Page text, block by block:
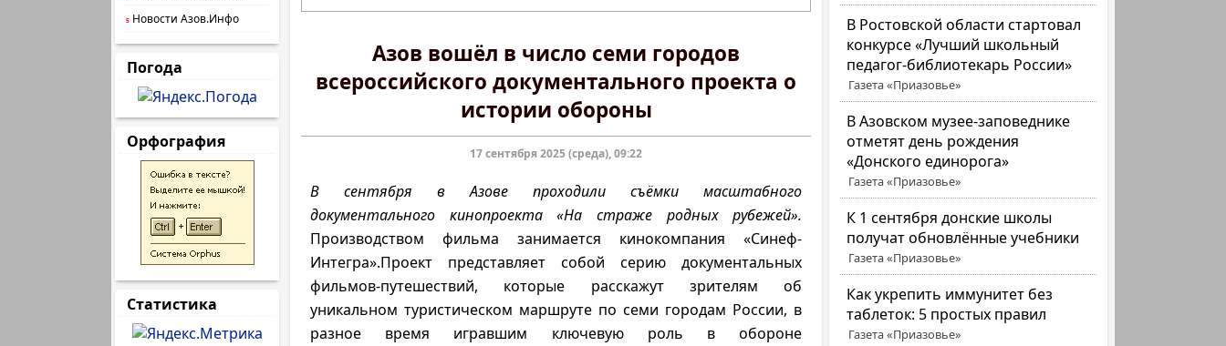
5 Новости Азов.Инфо
Погода
Орфография
Статистика
В Ростовской области стартовал
конкурсе «Лучший школьный
педагог-библиотекарь России»
Газета «Приазовье»
В Азовском музее-заповеднике
отметят день рождения
«Донского единорога»
Газета «Приазовье»
К 1 сентября донские школы
получат обновлённые учебники
Газета «Приазовье»
Как укрепить иммунитет без
таблеток: 5 простых правил
Газета «Приазовье»
Азов вошёл в число семи городов
всероссийского документального проекта о
истории обороны
17 сентября 2025 (среда), 09:22
В сентября в Азове проходили съёмки масштабного
документального кинопроекта «На страже родных рубежей».
Производством фильма занимается кинокомпания «Синеф-
Интегра».Проект представляет собой серию документальных
фильмов-путешествий, которые расскажут зрителям об
уникальном туристическом маршруте по семи городам России, в
разное время игравшим ключевую роль в обороне